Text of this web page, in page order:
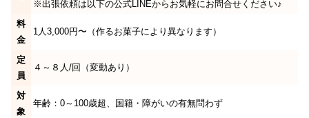
※出張依頼は以下の公式LINEからお気軽にお問合せください♪
料
金
1人3,000円〜（作るお菓子により異なります）
定
員
４～８人/回（変動あり）
対
象
年齢：0～100歳超、国籍・障がいの有無問わず